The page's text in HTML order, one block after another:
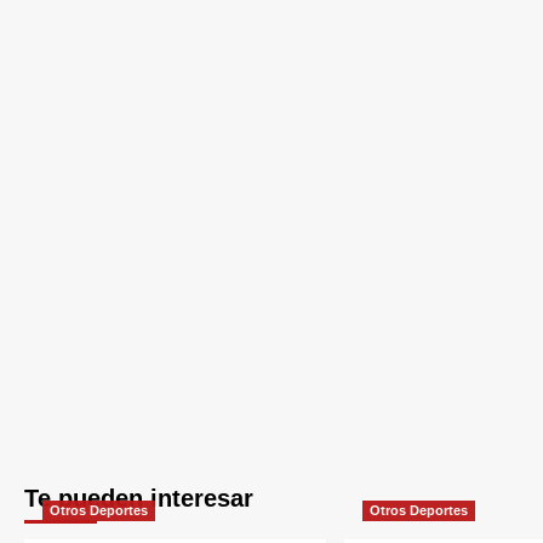
Te pueden interesar
Otros Deportes Otros Deportes